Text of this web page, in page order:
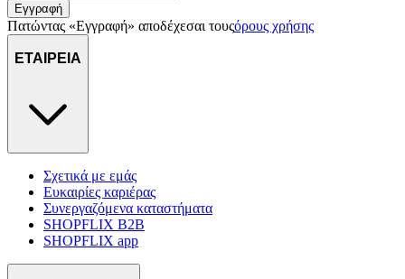
Εγγραφή
Πατώντας «Εγγραφή» αποδέχεσαι τουςόρους χρήσης
ΕΤΑΙΡΕΙΑ
Σχετικά με εμάς
Ευκαιρίες καριέρας
Συνεργαζόμενα καταστήματα
SHOPFLIX B2B
SHOPFLIX app